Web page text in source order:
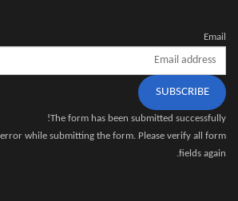
Email
SUBSCRIBE
The form has been submitted successfully!
error while submitting the form. Please verify all form
fields again.